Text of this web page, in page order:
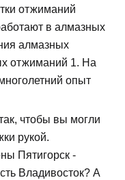
отжиманий
в алмазных
алмазных
отжиманий 1. На
опыт
чтобы вы могли
рукой.
Пятигорск -
Владивосток? А